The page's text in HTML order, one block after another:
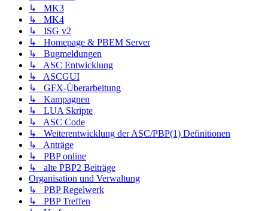
↳ MK3
↳ MK4
↳ ISG v2
↳ Homepage & PBEM Server
↳ Bugmeldungen
↳ ASC Entwicklung
↳ ASCGUI
↳ GFX-Überarbeitung
↳ Kampagnen
↳ LUA Skripte
↳ ASC Code
↳ Weiterentwicklung der ASC/PBP(1) Definitionen
↳ Anträge
↳ PBP online
↳ alte PBP2 Beiträge
Organisation und Verwaltung
↳ PBP Regelwerk
↳ PBP Treffen